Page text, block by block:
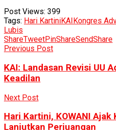
Post Views: 399
Tags: Hari KartiniKAI Kongres
Lubis
ShareTweetPinShareSendShare
Previous Post
KAI: Landasan Revisi UU
Keadilan
Next Post
Hari Kartini, KOWANI Ajak
Lanjutkan Perjuangan